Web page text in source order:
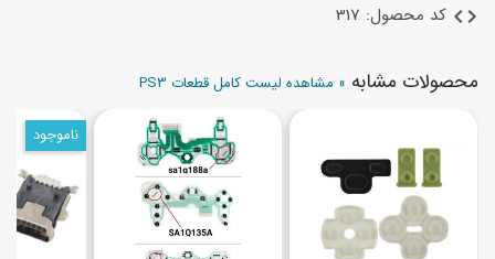
code کد محصول: 317
محصولات مشابه » مشاهده لیست کامل قطعات PS3
ناموجود